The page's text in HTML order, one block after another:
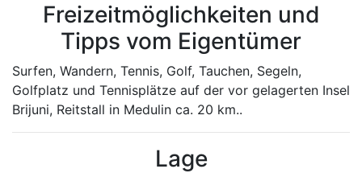
Freizeitmöglichkeiten und
Tipps vom Eigentümer
Surfen, Wandern, Tennis, Golf, Tauchen, Segeln,
Golfplatz und Tennisplätze auf der vor gelagerten Insel
Brijuni, Reitstall in Medulin ca. 20 km..
Lage